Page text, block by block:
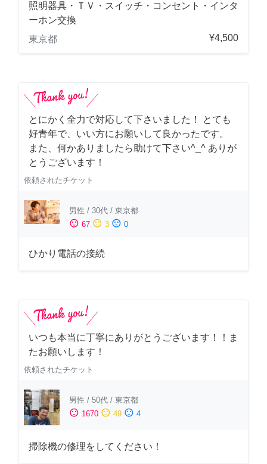
照明器具・ＴＶ・スイッチ・コンセント・インタ
ーホン交換
東京都
¥4,500
とにかく全力で対応して下さいました！ とても
好青年で、いい方にお願いして良かったです。
また、何かありましたら助けて下さい^_^ ありが
とうございます！
依頼されたチケット
男性 / 30代 / 東京都
sentiment_satisfied 67 sentiment_neutral 3 sentiment_dissatisfied 0
ひかり電話の接続
いつも本当に丁寧にありがとうございます！！ま
たお願いします！
依頼されたチケット
男性 / 50代 / 東京都
sentiment_satisfied 1670 sentiment_neutral 49 sentiment_dissatisfied 4
掃除機の修理をしてください！